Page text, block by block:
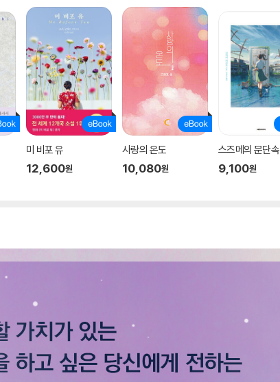
미 비포 유
12,600원
사랑의 온도
10,080원
스즈메의 문단속
9,100원